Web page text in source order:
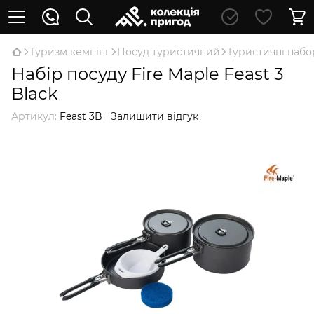
Туризм кемпінг Посуд туристичний Туристичні
Набір посуду Fire Maple Feast 3
Black
Артикул: Feast 3B Залишити відгук